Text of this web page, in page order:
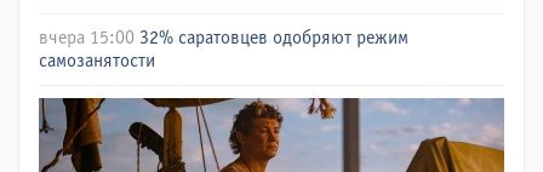
вчера 15:00 32% саратовцев одобряют режим
самозанятости